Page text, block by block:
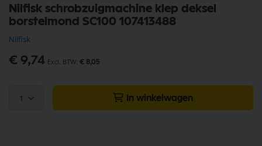
Nilfisk schrobzuigmachine klep deksel
borstelmond SC100 107413488
Nilfisk
€ 9,74 € 8,05
1 In winkelwagen
naar
het
van
de
afbeeldingen-